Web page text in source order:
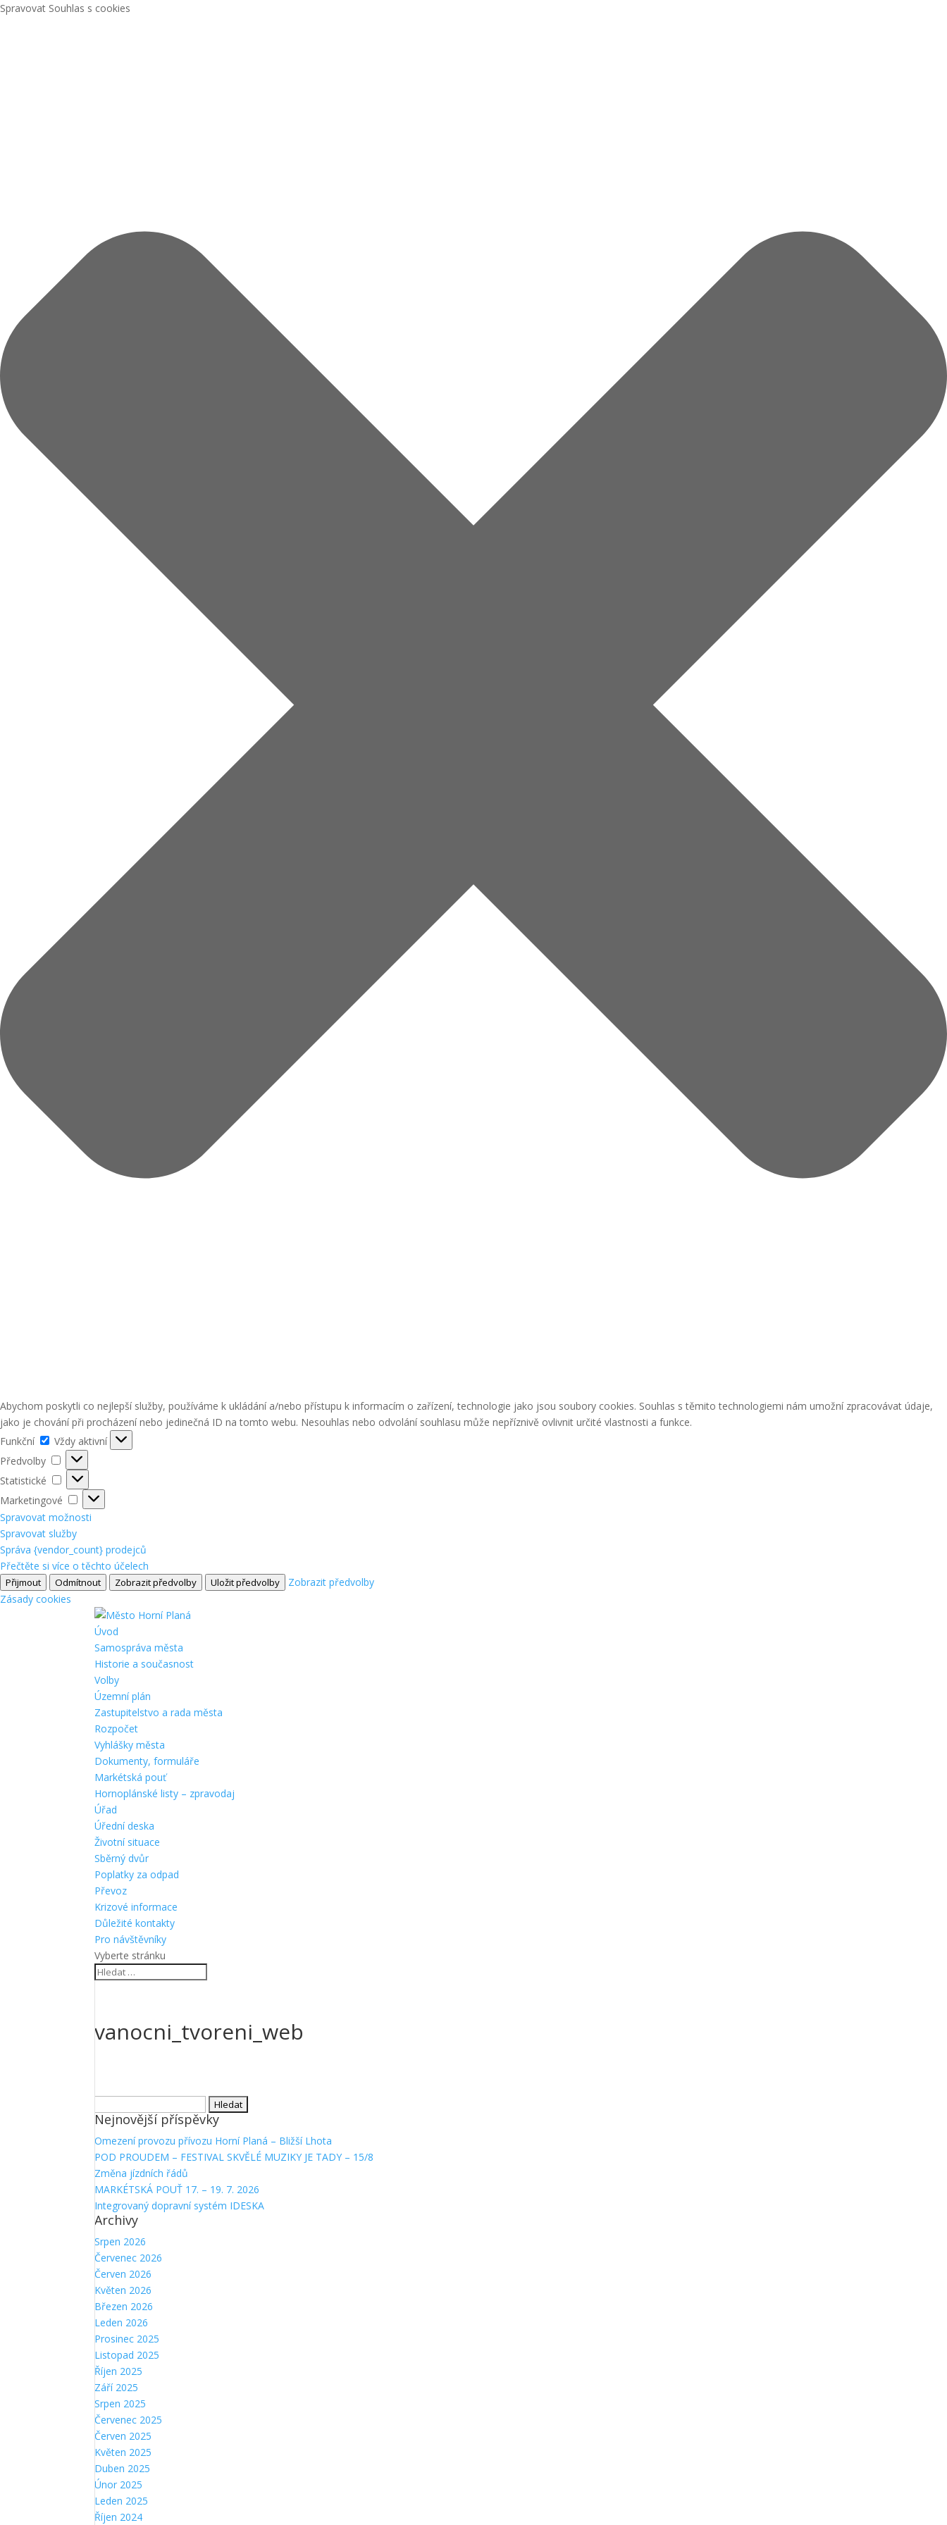
Spravovat Souhlas s cookies
Abychom poskytli co nejlepší služby, používáme k ukládání a/nebo přístupu k informacím o zařízení, technologie jako jsou soubory cookies. Souhlas s těmito technologiemi nám umožní zpracovávat údaje,
jako je chování při procházení nebo jedinečná ID na tomto webu. Nesouhlas nebo odvolání souhlasu může nepříznivě ovlivnit určité vlastnosti a funkce.
Funkční
Funkční
Vždy aktivní
Předvolby
Předvolby
Statistické
Statistické
Marketingové
Marketingové
Spravovat možnosti
Spravovat služby
Správa {vendor_count} prodejců
Přečtěte si více o těchto účelech
Přijmout Odmítnout Zobrazit předvolby Uložit předvolby
Zobrazit předvolby
Zásady cookies
Úvod
Samospráva města
Historie a současnost
Volby
Územní plán
Zastupitelstvo a rada města
Rozpočet
Vyhlášky města
Dokumenty, formuláře
Markétská pouť
Hornoplánské listy – zpravodaj
Úřad
Úřední deska
Životní situace
Sběrný dvůr
Poplatky za odpad
Převoz
Krizové informace
Důležité kontakty
Pro návštěvníky
Vyberte stránku
vanocni_tvoreni_web
Nejnovější příspěvky
Omezení provozu přívozu Horní Planá – Bližší Lhota
POD PROUDEM – FESTIVAL SKVĚLÉ MUZIKY JE TADY – 15/8
Změna jízdních řádů
MARKÉTSKÁ POUŤ 17. – 19. 7. 2026
Integrovaný dopravní systém IDESKA
Archivy
Srpen 2026
Červenec 2026
Červen 2026
Květen 2026
Březen 2026
Leden 2026
Prosinec 2025
Listopad 2025
Říjen 2025
Září 2025
Srpen 2025
Červenec 2025
Červen 2025
Květen 2025
Duben 2025
Únor 2025
Leden 2025
Říjen 2024